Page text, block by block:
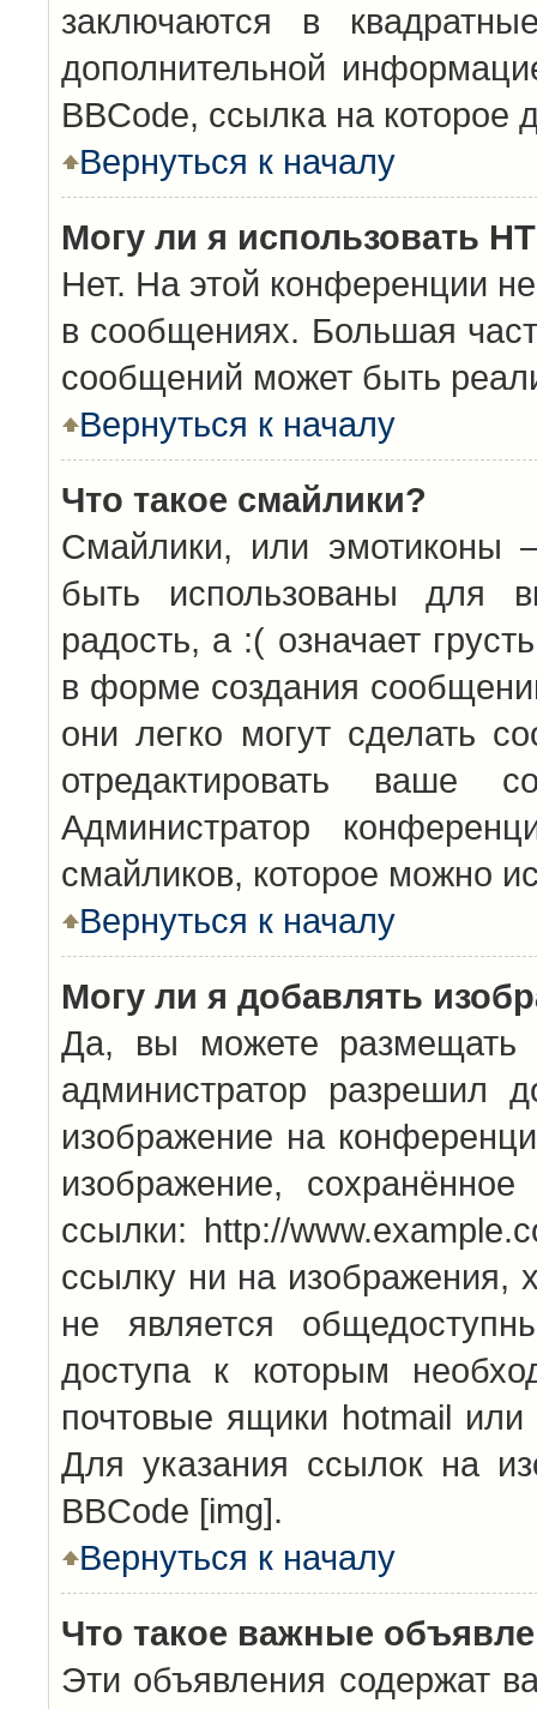
заключаются в
дополнительной
BBCode, ссылка на
Вернуться к началу
Могу ли я использовать
Нет. На этой конференции
в сообщениях. Большая
сообщений может быть
Вернуться к началу
Что такое смайлики?
Смайлики, или эмотиконы
быть использованы для
радость, а :( означает
в форме создания
они легко могут сделать
отредактировать ваше
Администратор
смайликов, которое можно
Вернуться к началу
Могу ли я добавлять
Да, вы можете размещать
администратор разрешил
изображение на
изображение,
ссылки: http://
ссылку ни на
не является
доступа к которым
почтовые ящики hotmail
Для указания ссылок на
BBCode [img].
Вернуться к началу
Что такое важные
Эти объявления содержат